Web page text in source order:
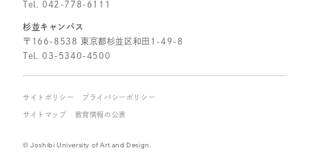
Tel. 042-778-6111
杉並キャンパス
〒166-8538 東京都杉並区和田1-49-8
Tel. 03-5340-4500
サイトポリシー プライバシーポリシー
サイトマップ 教育情報の公表
© Joshibi University of Art and Design.